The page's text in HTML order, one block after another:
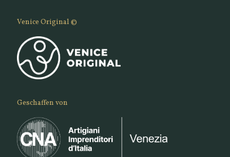
Venice Original ©
Geschaffen von